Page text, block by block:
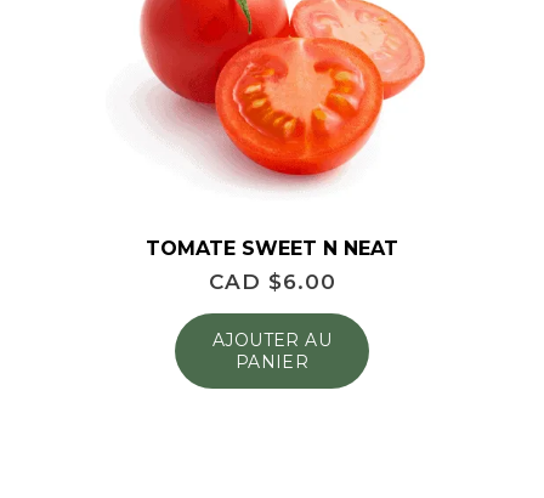
TOMATE SWEET N NEAT
CAD $6.00
AJOUTER AU
PANIER